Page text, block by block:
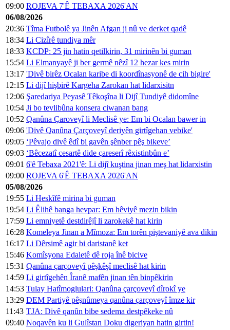
09:00 ROJEVA 7'Ê TEBAXA 2026'AN
06/08/2026
20:36 Tîma Futbolê ya Jinên Afgan ji nû ve derket qadê
18:34 Li Cizîrê tundiya mêr
18:33 KCDP: 25 jin hatin qetilkirin, 31 mirinên bi guman
15:54 Li Elmanyayê ji ber germê nêzî 12 hezar kes mirin
13:17 'Divê birêz Ocalan karibe di koordînasyonê de cih bigire'
12:15 Li dijî hişbirê Kargeha Zarokan hat lidarxisitn
12:06 Şaredariya Peyasê Têkoşîna li Dijî Tundiyê didomîne
10:54 Ji bo tevlibûna konsera ciwanan bang
10:52 Qanûna Çaroveyî li Meclisê ye: Em bi Ocalan bawer in
09:06 'Divê Qanûna Çarçoveyî deriyên girtîgehan vebike'
09:05 ‘Pêvajo divê êdî bi gavên şênber pêş bikeve’
09:03 ‘Bêcezatî cesartê dide çareserî rêxistinbûn e’
09:01 6'ê Tebaxa 2021'ê: Li dijî kuştina jinan meş hat lidarxistin
09:00 ROJEVA 6'Ê TEBAXA 2026'AN
05/08/2026
19:55 Li Heskîfê mirina bi guman
19:54 Li Êlihê banga hevpar: Em hêviyê mezin bikin
17:59 Li emniyetê destdirêjî li zarokekê hat kirin
16:28 Komeleya Jinan a Mîmoza: Em torên piştevaniyê ava dikin
16:17 Li Dêrsimê agir bi daristanê ket
15:46 Komîsyona Edaletê dê roja înê bicive
15:31 Qanûna çarçoveyî pêşkêşî meclisê hat kirin
14:59 Li girtîgehên Îranê mafên jinan tên binpêkirin
14:53 Tulay Hatîmoglulari: Qanûna çarçoveyî dîrokî ye
13:29 DEM Partiyê pêşnûmeya qanûna çarçoveyî îmze kir
11:43 TJA: Divê qanûn bibe sedema destpêkeke nû
09:40 Noqavên ku li Gulîstan Doku digeriyan hatin girtin!